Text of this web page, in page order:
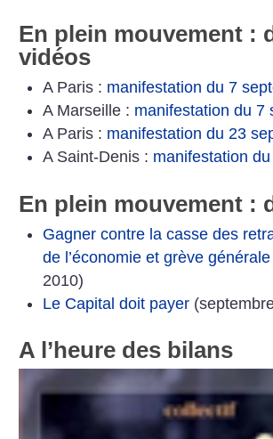
En plein mouvement :
vidéos
A Paris : manifestation du 7
A Marseille : manifestation du 7
A Paris : manifestation du 23
A Saint-Denis : manifestation
En plein mouvement :
Gagner contre la casse des
de l’économie et grève générale
2010)
Le Capital doit payer
A l’heure des bilans